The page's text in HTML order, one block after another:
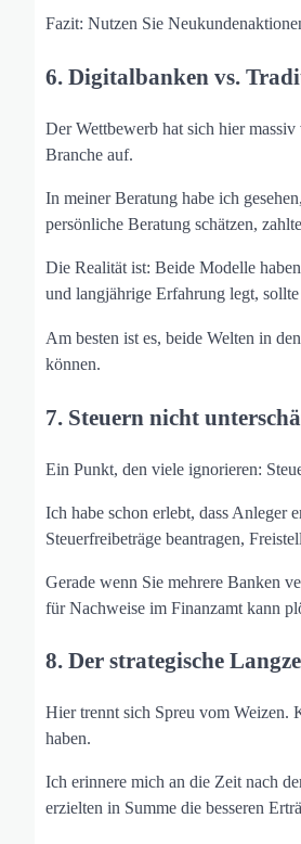
Fazit: Nutzen Sie
6. Digitalbanken vs.
Der Wettbewerb hat sich hier
Branche auf.
In meiner Beratung habe ich
persönliche Beratung schätzen,
Die Realität ist: Beide Modelle
und langjährige Erfahrung legt,
Am besten ist es, beide Welten in
können.
7. Steuern nicht
Ein Punkt, den viele ignorieren:
Ich habe schon erlebt, dass Anleger
Steuerfreibeträge beantragen,
Gerade wenn Sie mehrere Banken
für Nachweise im Finanzamt kann
8. Der strategische
Hier trennt sich Spreu vom Weizen.
haben.
Ich erinnere mich an die Zeit nach
erzielten in Summe die besseren